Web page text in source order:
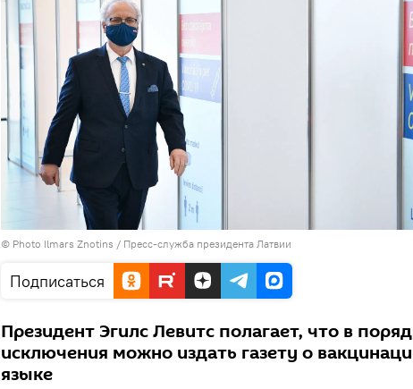
© Photo Ilmars Znotins / Пресс-служба президента Латвии
Подписаться
Президент Эгилс Левитс полагает, что в
исключения можно издать газету о
языке